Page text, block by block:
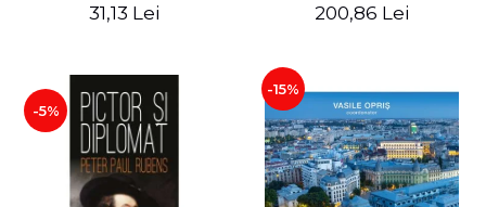
31,13 Lei 200,86 Lei
-5%
-15%